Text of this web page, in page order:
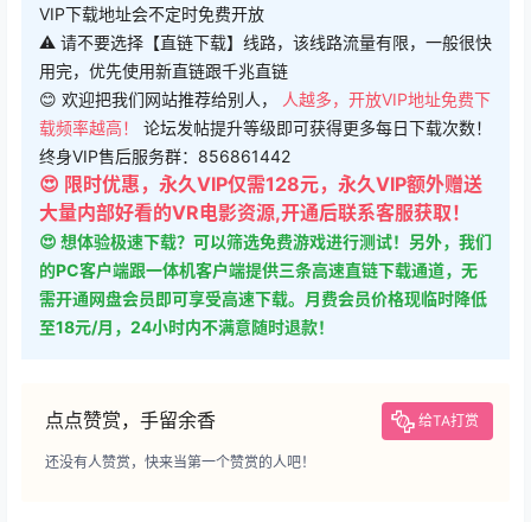
VIP下载地址会不定时免费开放
⚠ 请不要选择【直链下载】线路，该线路流量有限，一般很快
用完，优先使用新直链跟千兆直链
😊 欢迎把我们网站推荐给别人，
人越多，开放VIP地址免费下
载频率越高！ 论坛发帖提升等级即可获得更多每日下载次数！
终身VIP售后服务群：856861442
😍 限时优惠，永久VIP仅需128元，永久VIP额外赠送
大量内部好看的VR电影资源,开通后联系客服获取！
😍 想体验极速下载？可以筛选免费游戏进行测试！另外，我们
的PC客户端跟一体机客户端提供三条高速直链下载通道，无
需开通网盘会员即可享受高速下载。月费会员价格现临时降低
至18元/月，24小时内不满意随时退款！
点点赞赏，手留余香 给TA打赏
还没有人赞赏，快来当第一个赞赏的人吧！